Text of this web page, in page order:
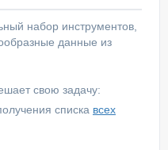
набор инструментов,
данные из
свою задачу:
списка всех